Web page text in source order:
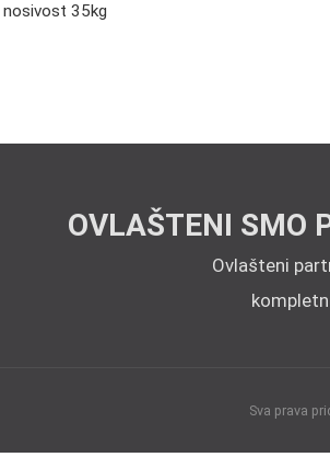
35kg
OVLAŠTENI SMO
Ovlašteni
Sva prava